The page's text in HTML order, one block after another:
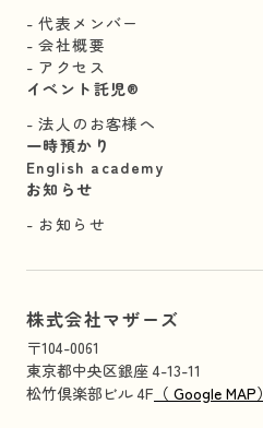
代表メンバー
会社概要
アクセス
イベント託児®︎
法人のお客様へ
一時預かり
English academy
お知らせ
お知らせ
株式会社マザーズ
〒104-0061
東京都中央区銀座 4-13-11
松竹倶楽部ビル 4F （ Google MAP）